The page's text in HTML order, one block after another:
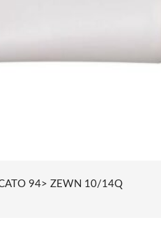
94> ZEWN 10/14Q